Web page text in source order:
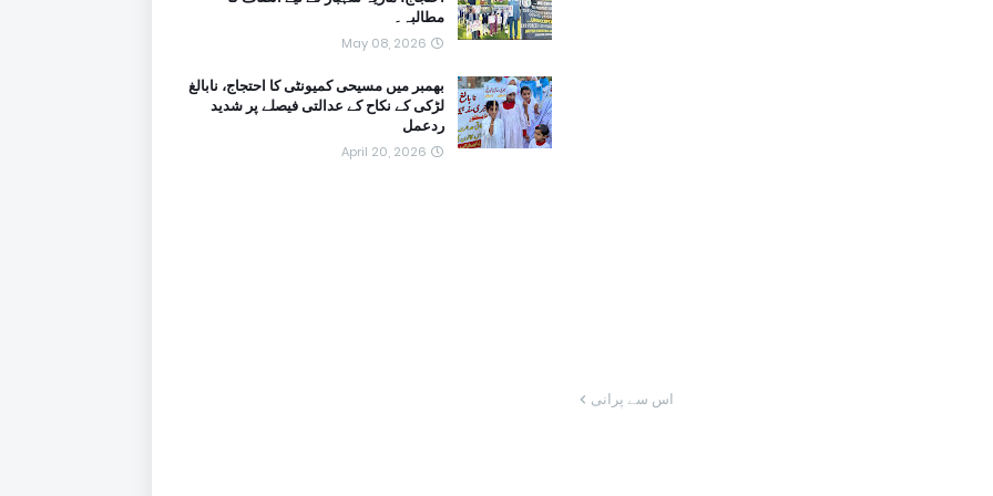
اس سے پرانی
مطالبہ۔
May 08, 2026
بھمبر میں مسیحی کمیونٹی کا احتجاج، نابالغ
لڑکی کے نکاح کے عدالتی فیصلے پر شدید
ردعمل
April 20, 2026